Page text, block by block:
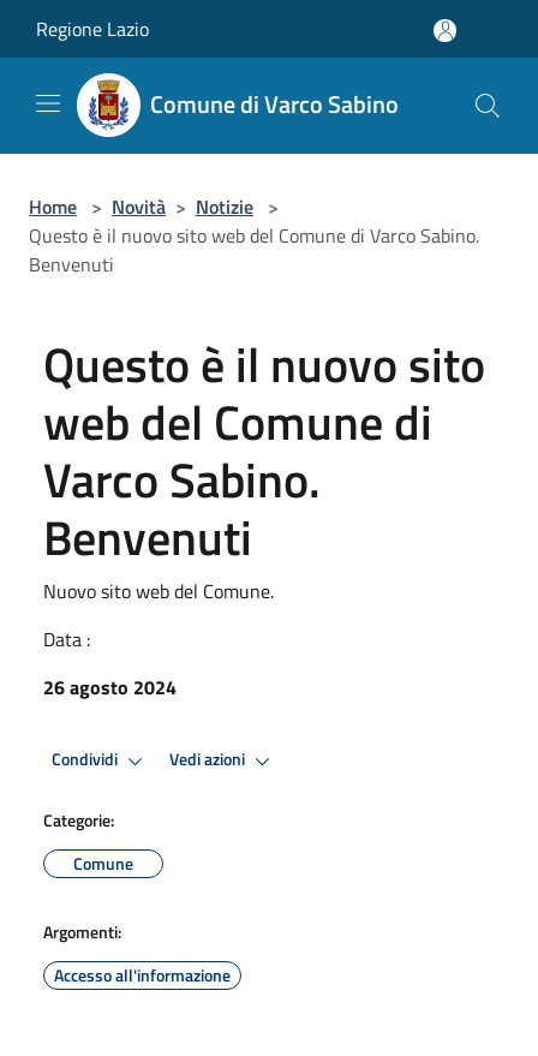
Regione Lazio
Comune di Varco Sabino
Home > Novità > Notizie >
Questo è il nuovo sito web del Comune di Varco Sabino.
Benvenuti
Questo è il nuovo sito
web del Comune di
Varco Sabino.
Benvenuti
Nuovo sito web del Comune.
Data :
26 agosto 2024
Condividi Vedi azioni
Categorie:
Comune
Argomenti:
Accesso all'informazione